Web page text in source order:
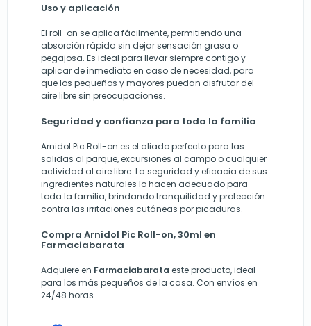
Uso y aplicación
El roll-on se aplica fácilmente, permitiendo una
absorción rápida sin dejar sensación grasa o
pegajosa. Es ideal para llevar siempre contigo y
aplicar de inmediato en caso de necesidad, para
que los pequeños y mayores puedan disfrutar del
aire libre sin preocupaciones.
Seguridad y confianza para toda la familia
Arnidol Pic Roll-on es el aliado perfecto para las
salidas al parque, excursiones al campo o cualquier
actividad al aire libre. La seguridad y eficacia de sus
ingredientes naturales lo hacen adecuado para
toda la familia, brindando tranquilidad y protección
contra las irritaciones cutáneas por picaduras.
Compra Arnidol Pic Roll-on, 30ml en
Farmaciabarata
Adquiere en Farmaciabarata este producto, ideal
para los más pequeños de la casa. Con envíos en
24/48 horas.